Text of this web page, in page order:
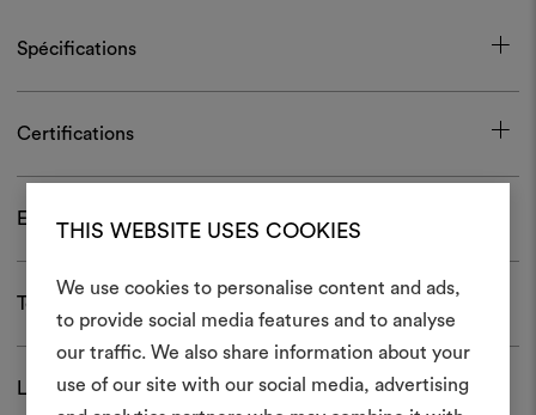
THIS WEBSITE USES COOKIES
We use cookies to personalise content and ads,
to provide social media features and to analyse
our traffic. We also share information about your
use of our site with our social media, advertising
Spécifications
Certifications
Entretien et usage
Télécharger
Livraison et retour
Créer